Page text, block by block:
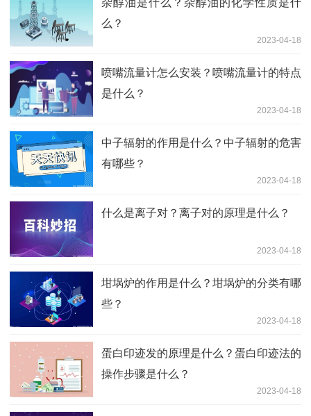
么？
2023-04-18
喷嘴流量计怎么安装？喷嘴流量计的特点
是什么？
2023-04-18
中子辐射的作用是什么？中子辐射的危害
有哪些？
2023-04-18
什么是离子对？离子对的原理是什么？
2023-04-18
坩埚炉的作用是什么？坩埚炉的分类有哪
些？
2023-04-18
蛋白印迹发的原理是什么？蛋白印迹法的
操作步骤是什么？
2023-04-18